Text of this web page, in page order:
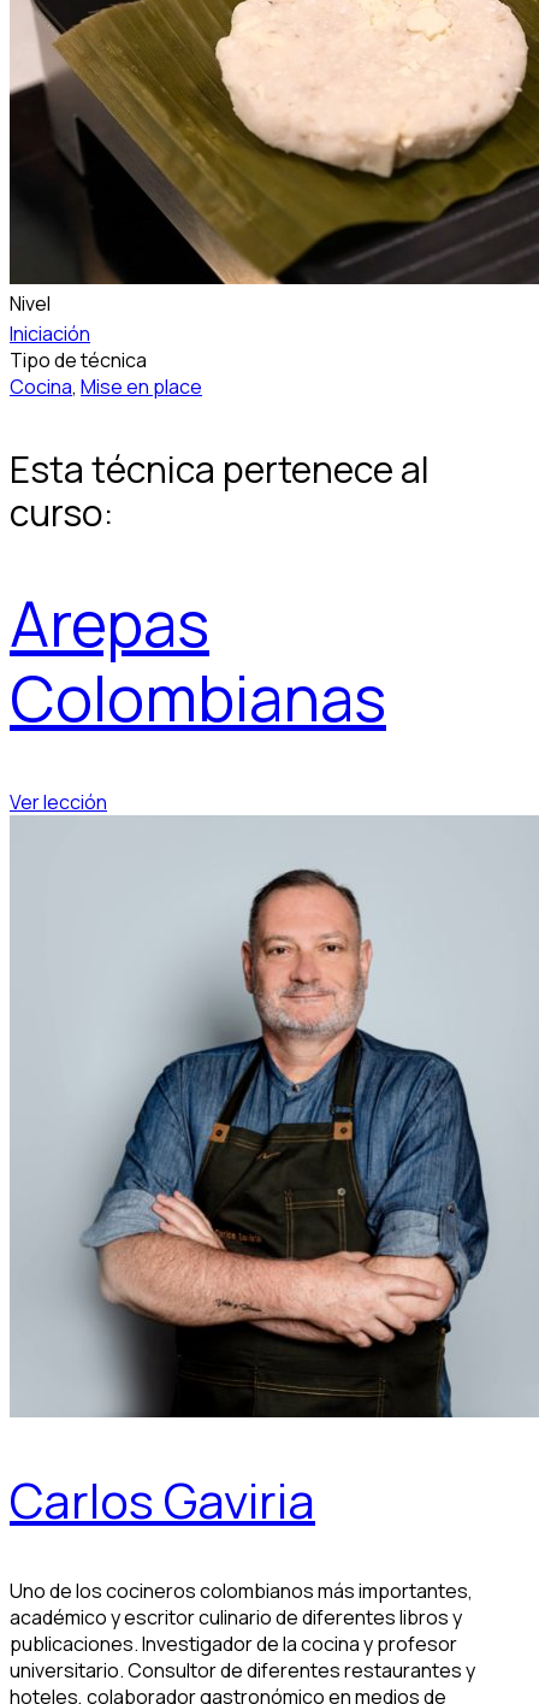
Nivel
Iniciación
Tipo de técnica
Cocina, Mise en place
Esta técnica pertenece al
curso:
Arepas
Colombianas
Ver lección
Carlos Gaviria
Uno de los cocineros colombianos más importantes,
académico y escritor culinario de diferentes libros y
publicaciones. Investigador de la cocina y profesor
universitario. Consultor de diferentes restaurantes y
hoteles, colaborador gastronómico en medios de